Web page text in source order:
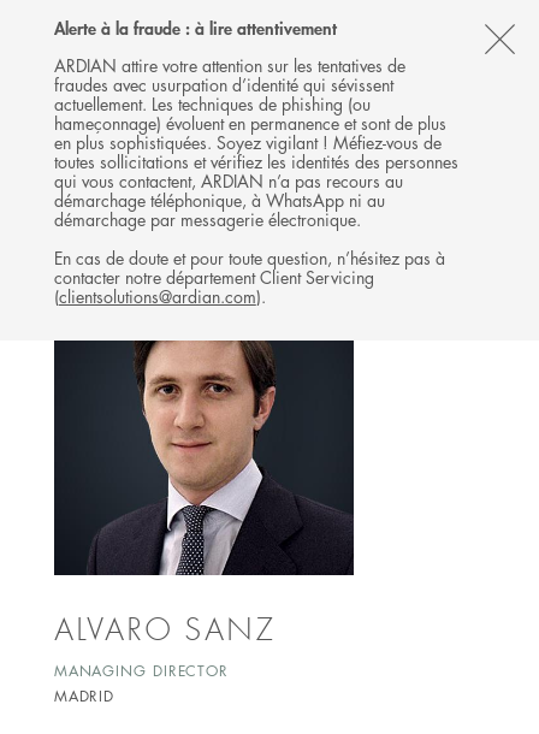
Alerte à la fraude : à lire attentivement
ARDIAN attire votre attention sur les tentatives de
fraudes avec usurpation d’identité qui sévissent
actuellement. Les techniques de phishing (ou
hameçonnage) évoluent en permanence et sont de plus
en plus sophistiquées. Soyez vigilant ! Méfiez-vous de
toutes sollicitations et vérifiez les identités des personnes
qui vous contactent, ARDIAN n’a pas recours au
démarchage téléphonique, à WhatsApp ni au
démarchage par messagerie électronique.
En cas de doute et pour toute question, n’hésitez pas à
contacter notre département Client Servicing
(clientsolutions@ardian.com).
Follow
Ardian
on
X
Follow
Ardian
on
LinkedIn
Follow
Ardian
on
YouTube
Ardian
on
Jobs
on
LinkedIn
MENU
L'ÉQUIPE
INFRASTRUCTURE
ALVARO SANZ
MANAGING DIRECTOR
MADRID